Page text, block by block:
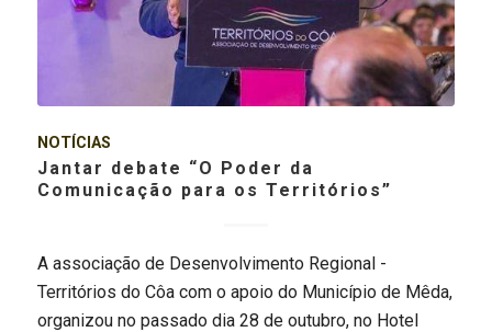
NOTÍCIAS
Jantar debate “O Poder da
Comunicação para os Territórios”
A associação de Desenvolvimento Regional -
Territórios do Côa com o apoio do Município de Mêda,
organizou no passado dia 28 de outubro, no Hotel